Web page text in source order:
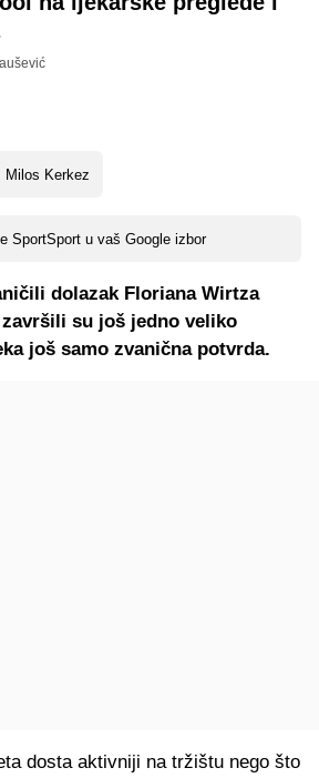
Milos Kerkez
SportSport u vaš Google izbor
dolazak Floriana Wirtza
su još jedno veliko
još samo zvanična potvrda.
dosta aktivniji na tržištu nego što